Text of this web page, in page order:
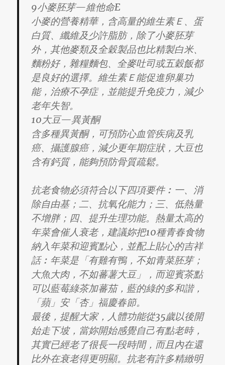
9小麥胚芽—維他命E
小麥的營養精華，含高量的維生素Ｅ、蛋
白質、纖維及少許脂肪，除了小麥胚芽
外，其他麥類及全穀製品也比精製白米、
麵粉好，雜糧麵包、全麥吐司或五穀飯都
是良好的選擇。維生素Ｅ能促進卵巢功
能，治療不孕症，並能提升免疫力，減少
老年失智。
10大豆—異黃酮
含多種異黃酮，可預防心血管疾病及乳
癌、攝護腺癌，減少更年期症狀，大豆也
含有鈣質，能夠預防骨質疏鬆。
抗老食物必須符合以下四項要件︰一、消
除自由基；二、抗氧化能力；三、低熱量
不增胖；四、提升生理功能。熱量太高的
年菜會催人衰老，建議妳把10種青春食物
納入年菜和迎賓點心，並配上貼心的吉祥
話︰年菜是「有雞有鴨，不如青菜胚芽；
大魚大肉，不如蕃薯大豆」，而迎賓茶點
可以藍莓綠茶加蕃茄，藍的綠的多和諧，
「蘋」安「杏」福慶春節。
最後，提醒大家，人體功能從35歲以後開
始走下坡，當妳開始感覺自己有點老時，
其實已經老了很長一段時間，而且內在還
比外在衰老得更明顯。抗老有許多精緻明